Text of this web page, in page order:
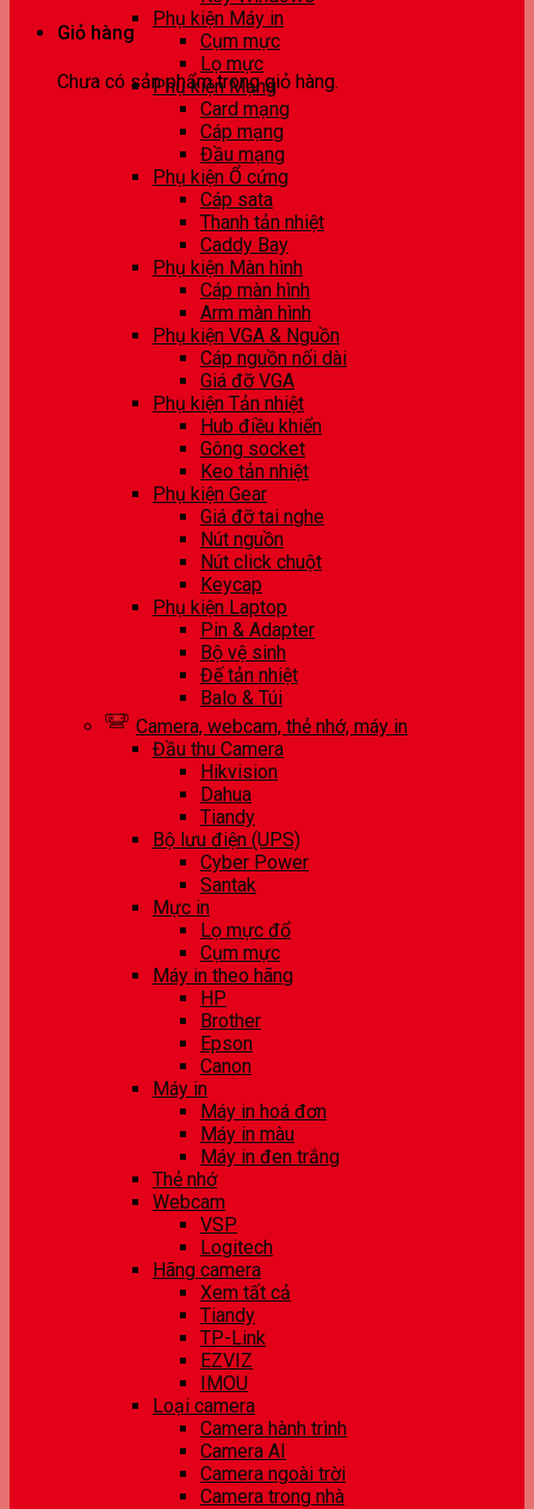
Giỏ hàng
Chưa có sản phẩm trong giỏ hàng.
Phụ kiện Máy in
Cụm mực
Lọ mực
Phụ kiện Mạng
Card mạng
Cáp mạng
Đầu mạng
Phụ kiện Ổ cứng
Cáp sata
Thanh tản nhiệt
Caddy Bay
Phụ kiện Màn hình
Cáp màn hình
Arm màn hình
Phụ kiện VGA & Nguồn
Cáp nguồn nối dài
Giá đỡ VGA
Phụ kiện Tản nhiệt
Hub điều khiển
Gông socket
Keo tản nhiệt
Phụ kiện Gear
Giá đỡ tai nghe
Nút nguồn
Nút click chuột
Keycap
Phụ kiện Laptop
Pin & Adapter
Bộ vệ sinh
Đế tản nhiệt
Balo & Túi
Camera, webcam, thẻ nhớ, máy in
Đầu thu Camera
Hikvision
Dahua
Tiandy
Bộ lưu điện (UPS)
Cyber Power
Santak
Mực in
Lọ mực đổ
Cụm mực
Máy in theo hãng
HP
Brother
Epson
Canon
Máy in
Máy in hoá đơn
Máy in màu
Máy in đen trắng
Thẻ nhớ
Webcam
VSP
Logitech
Hãng camera
Xem tất cả
Tiandy
TP-Link
EZVIZ
IMOU
Loại camera
Camera hành trình
Camera AI
Camera ngoài trời
Camera trong nhà